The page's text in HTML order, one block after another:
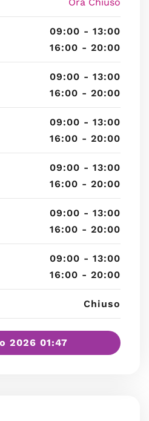
09:00 - 13:00
16:00 - 20:00
09:00 - 13:00
16:00 - 20:00
09:00 - 13:00
16:00 - 20:00
09:00 - 13:00
16:00 - 20:00
09:00 - 13:00
16:00 - 20:00
09:00 - 13:00
16:00 - 20:00
Chiuso
2026 01:47